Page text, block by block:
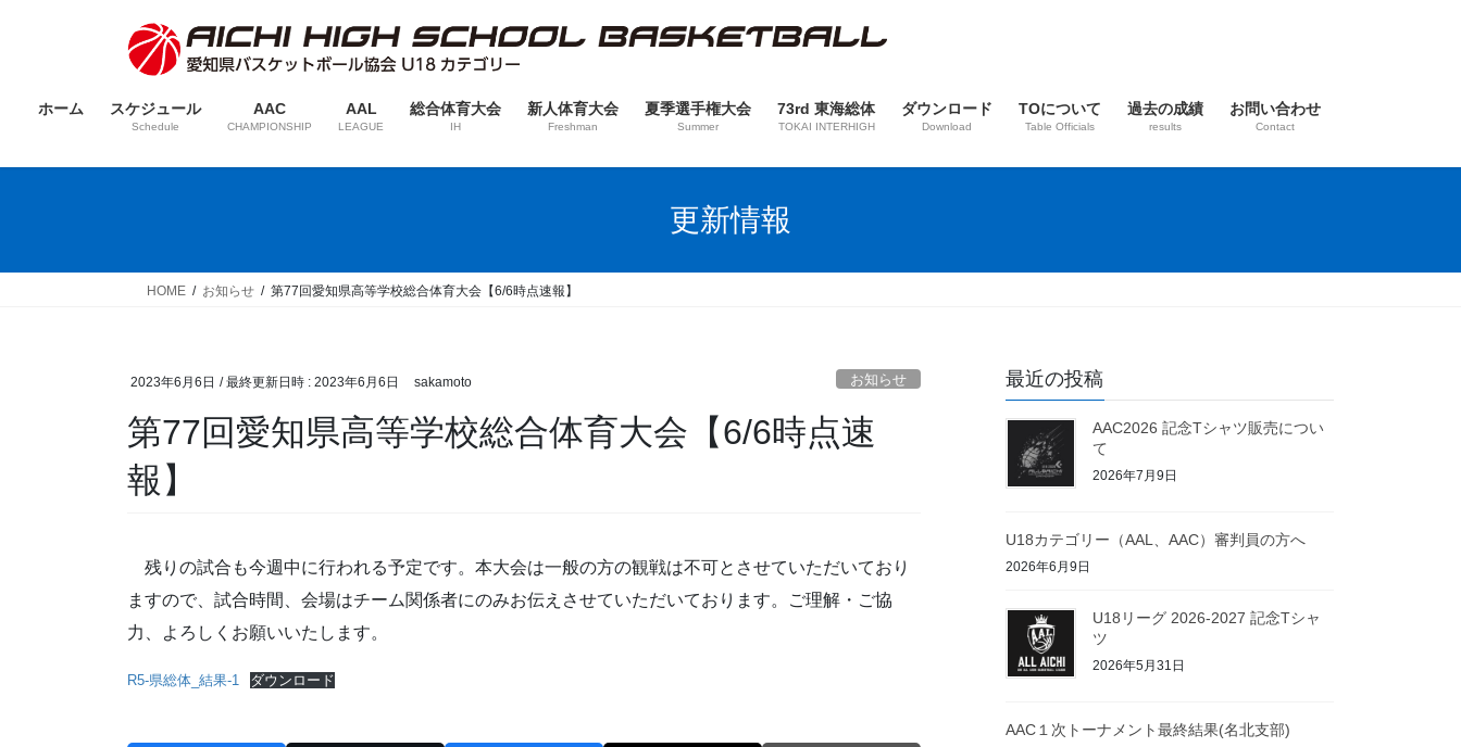
ス
ン
ホーム スケジュール
Schedule
AAC
CHAMPIONSHIP
AAL
LEAGUE
総合体育大会
IH
新人体育大会
Freshman
夏季選手権大会
Summer
73rd 東海総体
TOKAI INTERHIGH
ダウンロード
Download
TOについて
Table Officials
過去の成績
results
お問い合わせ
Contact
更新情報
HOME お知らせ 第77回愛知県高等学校総合体育大会【6/6時点速報】
2023年6月6日 / 最終更新日時 : 2023年6月6日 sakamoto お知らせ
第77回愛知県高等学校総合体育大会【6/6時点速
報】
残りの試合も今週中に行われる予定です。本大会は一般の方の観戦は不可とさせていただいており
ますので、試合時間、会場はチーム関係者にのみお伝えさせていただいております。ご理解・ご協
力、よろしくお願いいたします。
R5-県総体_結果-1 ダウンロード
最近の投稿
AAC2026 記念Tシャツ販売につい
て
2026年7月9日
U18カテゴリー（AAL、AAC）審判員の方へ
2026年6月9日
U18リーグ 2026-2027 記念Tシャ
ツ
2026年5月31日
AAC１次トーナメント最終結果(名北支部)